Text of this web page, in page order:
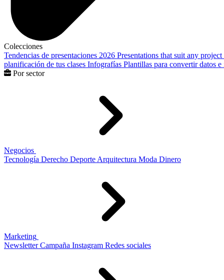
Colecciones
Tendencias de presentaciones 2026 Presentations that suit any project
planificación de tus clases Infografías Plantillas para convertir datos
Por sector
Negocios
Tecnología Derecho Deporte Arquitectura Moda Dinero
Marketing
Newsletter Campaña Instagram Redes sociales